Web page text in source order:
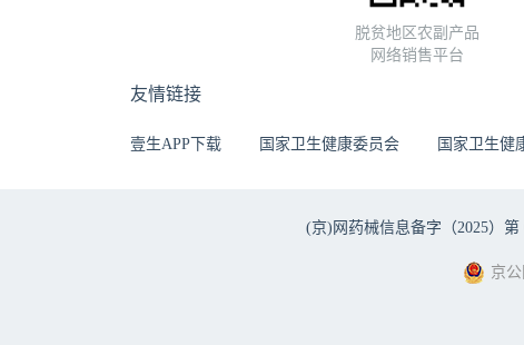
脱贫地区农副产品
网络销售平台
友情链接
壹生APP下载 国家卫生健康委员会 国家卫生健
(京)网药械信息备字（2025）第
京公